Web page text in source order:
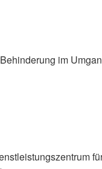
im